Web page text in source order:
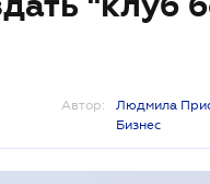
Автор:
Людмила
Бизнес